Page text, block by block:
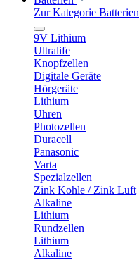
Zur Kategorie Batterien
9V Lithium
Ultralife
Knopfzellen
Digitale Geräte
Hörgeräte
Lithium
Uhren
Photozellen
Duracell
Panasonic
Varta
Spezialzellen
Zink Kohle / Zink Luft
Alkaline
Lithium
Rundzellen
Lithium
Alkaline